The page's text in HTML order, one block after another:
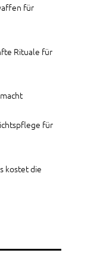
für
Rituale für
für
kostet die